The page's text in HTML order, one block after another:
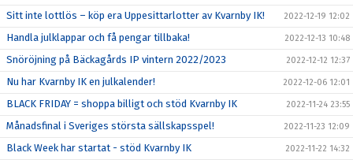
Sitt inte lottlös – köp era Uppesittarlotter av Kvarnby IK! 2022-12-19 12:02
Handla julklappar och få pengar tillbaka! 2022-12-13 10:48
Snöröjning på Bäckagårds IP vintern 2022/2023 2022-12-12 12:37
Nu har Kvarnby IK en julkalender! 2022-12-06 12:01
BLACK FRIDAY = shoppa billigt och stöd Kvarnby IK 2022-11-24 23:55
Månadsfinal i Sveriges största sällskapsspel! 2022-11-23 12:09
Black Week har startat - stöd Kvarnby IK 2022-11-22 14:32